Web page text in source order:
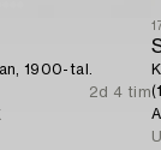
1900-tal.
2d 4 tim